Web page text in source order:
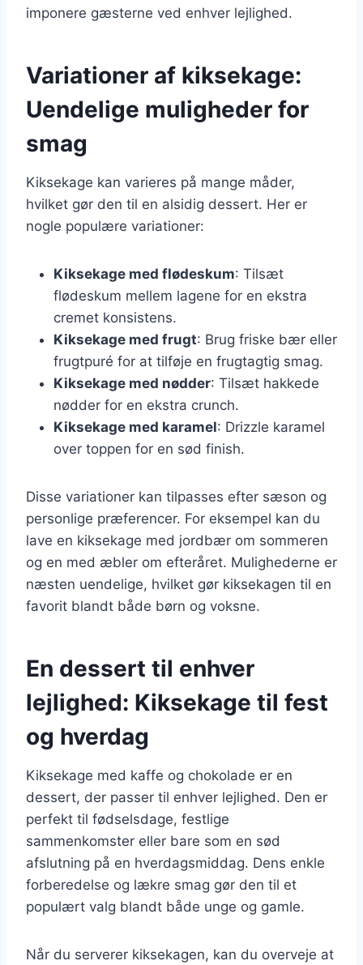
imponere gæsterne ved enhver lejlighed.
Variationer af kiksekage:
Uendelige muligheder for
smag
Kiksekage kan varieres på mange måder,
hvilket gør den til en alsidig dessert. Her er
nogle populære variationer:
Kiksekage med flødeskum: Tilsæt
flødeskum mellem lagene for en ekstra
cremet konsistens.
Kiksekage med frugt: Brug friske bær eller
frugtpuré for at tilføje en frugtagtig smag.
Kiksekage med nødder: Tilsæt hakkede
nødder for en ekstra crunch.
Kiksekage med karamel: Drizzle karamel
over toppen for en sød finish.
Disse variationer kan tilpasses efter sæson og
personlige præferencer. For eksempel kan du
lave en kiksekage med jordbær om sommeren
og en med æbler om efteråret. Mulighederne er
næsten uendelige, hvilket gør kiksekagen til en
favorit blandt både børn og voksne.
En dessert til enhver
lejlighed: Kiksekage til fest
og hverdag
Kiksekage med kaffe og chokolade er en
dessert, der passer til enhver lejlighed. Den er
perfekt til fødselsdage, festlige
sammenkomster eller bare som en sød
afslutning på en hverdagsmiddag. Dens enkle
forberedelse og lækre smag gør den til et
populært valg blandt både unge og gamle.
Når du serverer kiksekagen, kan du overveje at